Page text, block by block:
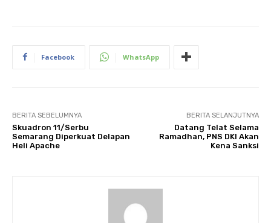
Facebook WhatsApp
BERITA SEBELUMNYA
Skuadron 11/Serbu
Semarang Diperkuat Delapan
Heli Apache
BERITA SELANJUTNYA
Datang Telat Selama
Ramadhan, PNS DKI Akan
Kena Sanksi